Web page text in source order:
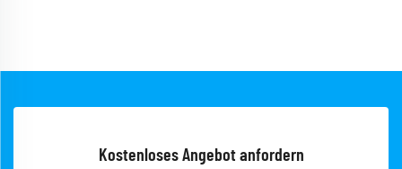
Kostenloses Angebot anfordern